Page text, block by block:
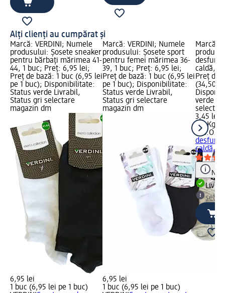
Alți clienți au cumpărat și
Marcă: VERDINI; Numele
produsului: Șosete sneaker
pentru bărbați mărimea 41-
44, 1 buc; Preț: 6,95 lei;
Preț de bază: 1 buc (6,95 lei
pe 1 buc); Disponibilitate:
Status verde Livrabil,
Status gri selectare
magazin dm
6,95 lei
1 buc (6,95 lei pe 1 buc)
Marcă: VERDINI; Numele
produsului: Șosete sport
pentru femei mărimea 36-
39, 1 buc; Preț: 6,95 lei;
Preț de bază: 1 buc (6,95 lei
pe 1 buc); Disponibilitate:
Status verde Livrabil,
Status gri selectare
magazin dm
6,95 lei
1 buc (6,95 lei pe 1 buc)
Marcă:
caldă,
Preț de
(34,50
verde
3,45 lei
0,1 Kg
tub.O.flo
caldă,
Notă